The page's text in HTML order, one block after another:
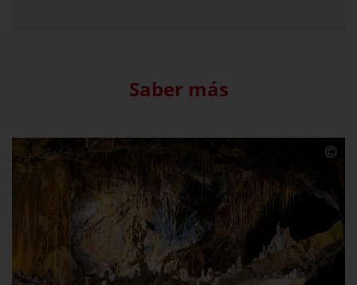
Saber más